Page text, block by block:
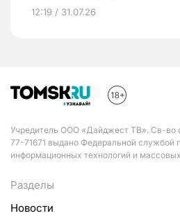
12:19 / 31.07.26
Учредитель ООО «Дайджест ТВ». Св-
77-71671 выдано Федеральной службой
информационных технологий и
Разделы
Новости